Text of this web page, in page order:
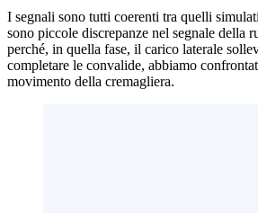
I segnali sono tutti coerenti tra quelli
sono piccole discrepanze nel segnale della
perché, in quella fase, il carico laterale
completare le convalide, abbiamo
movimento della cremagliera.